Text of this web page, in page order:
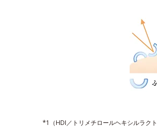
*1（HDI／トリメチロールヘキシルラク